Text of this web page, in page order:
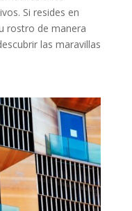
Si resides en
rostro de manera
las maravillas